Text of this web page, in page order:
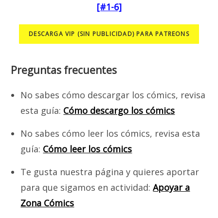
[#1-6]
DESCARGA VIP (SIN PUBLICIDAD) PARA PATREONS
Preguntas frecuentes
No sabes cómo descargar los cómics, revisa
esta guía: Cómo descargo los cómics
No sabes cómo leer los cómics, revisa esta
guía: Cómo leer los cómics
Te gusta nuestra página y quieres aportar
para que sigamos en actividad:Apoyar a
Zona Cómics